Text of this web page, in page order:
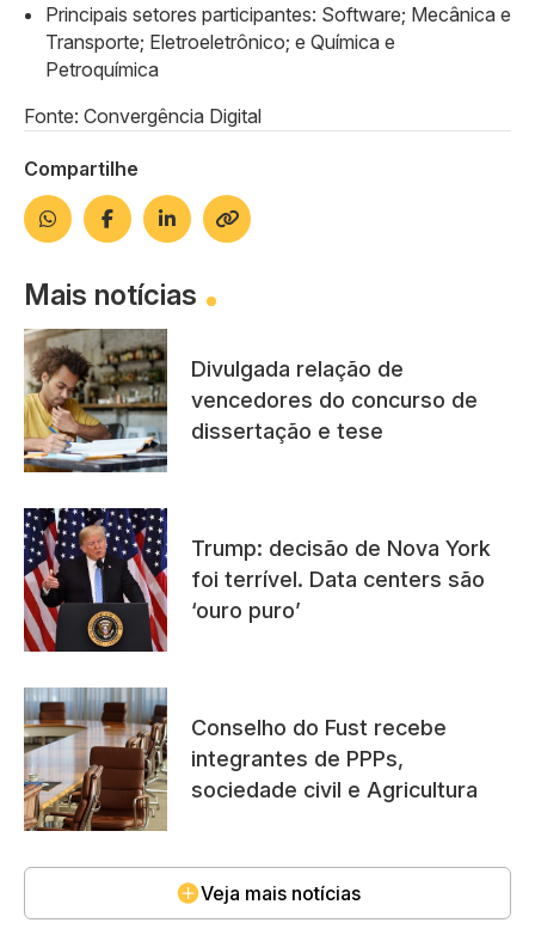
Principais setores participantes: Software; Mecânica e
Transporte; Eletroeletrônico; e Química e
Petroquímica
Fonte: Convergência Digital
Compartilhe
Mais notícias
Divulgada relação de
vencedores do concurso de
dissertação e tese
Trump: decisão de Nova York
foi terrível. Data centers são
‘ouro puro’
Conselho do Fust recebe
integrantes de PPPs,
sociedade civil e Agricultura
Veja mais notícias